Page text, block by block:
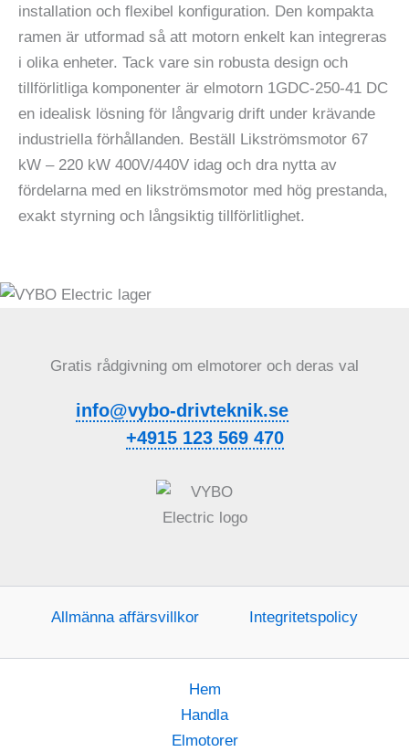
installation och flexibel konfiguration. Den kompakta
ramen är utformad så att motorn enkelt kan integreras
i olika enheter. Tack vare sin robusta design och
tillförlitliga komponenter är elmotorn 1GDC-250-41 DC
en idealisk lösning för långvarig drift under krävande
industriella förhållanden. Beställ Likströmsmotor 67
kW – 220 kW 400V/440V idag och dra nytta av
fördelarna med en likströmsmotor med hög prestanda,
exakt styrning och långsiktig tillförlitlighet.
Gratis rådgivning om elmotorer och deras val
info@vybo-drivteknik.se
+4915 123 569 470
Allmänna affärsvillkor Integritetspolicy
Hem
Handla
Elmotorer